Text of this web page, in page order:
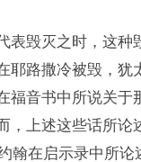
表毁灭之时，这
耶路撒冷被毁，
福音书中所说关
，上述这些话所
翰在启示录中所